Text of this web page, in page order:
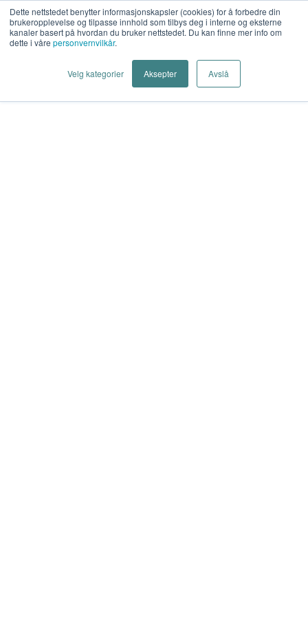
Dette nettstedet benytter informasjonskapsler (cookies) for å forbedre din
brukeropplevelse og tilpasse innhold som tilbys deg i interne og eksterne
kanaler basert på hvordan du bruker nettstedet. Du kan finne mer info om
dette i våre personvernvilkår.
Velg kategorier Aksepter Avslå
Driftssikre kommunikasjonsløsninger
OT cybersikkerhet i VA
Kameraovervåking vann og avløp